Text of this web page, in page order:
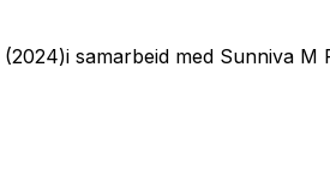
(2024)i samarbeid med Sunniva M